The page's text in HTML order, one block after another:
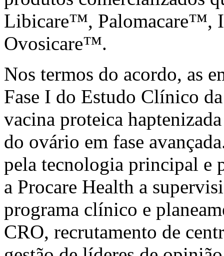
Libicare™, Palomacare™,
Ovosicare™.
Nos termos do acordo, as
Fase I do Estudo Clínico
vacina proteica
do ovário em fase
pela tecnologia principal e
a Procare Health a
programa clínico e
CRO, recrutamento de